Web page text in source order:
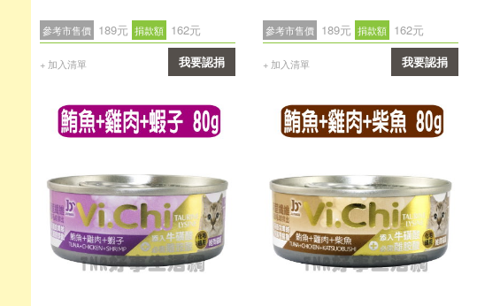
參考市售價 189元 捐款額 162元
+ 加入清單 我要認捐
參考市售價 189元 捐款額 162元
+ 加入清單 我要認捐